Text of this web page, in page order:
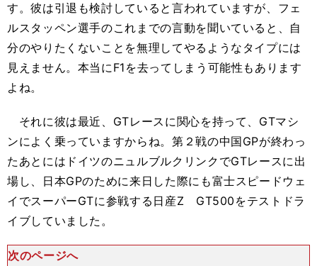
す。彼は引退も検討していると言われていますが、フェ
ルスタッペン選手のこれまでの言動を聞いていると、自
分のやりたくないことを無理してやるようなタイプには
見えません。本当にF1を去ってしまう可能性もあります
よね。
それに彼は最近、GTレースに関心を持って、GTマシ
ンによく乗っていますからね。第２戦の中国GPが終わっ
たあとにはドイツのニュルブルクリンクでGTレースに出
場し、日本GPのために来日した際にも富士スピードウェ
イでスーパーGTに参戦する日産Z GT500をテストドラ
イブしていました。
次のページへ